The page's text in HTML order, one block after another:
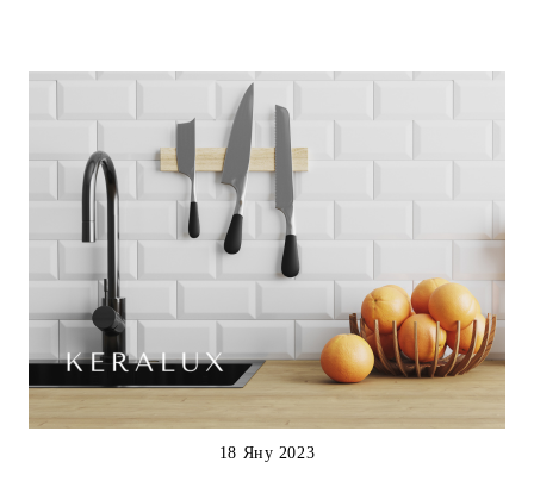
18 Яну 2023